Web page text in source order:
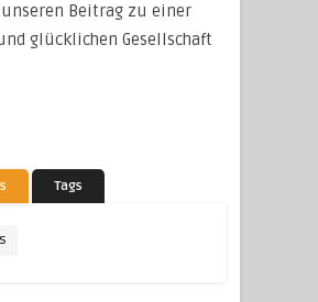
Beitrag zu einer
glücklichen Gesellschaft
Tags